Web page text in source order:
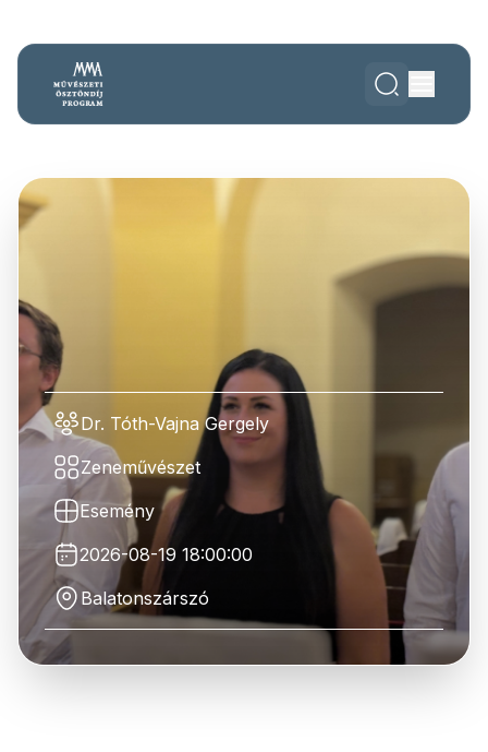
Dr. Tóth-Vajna Gergely
Zeneművészet
Esemény
2026-08-19 18:00:00
Balatonszárszó